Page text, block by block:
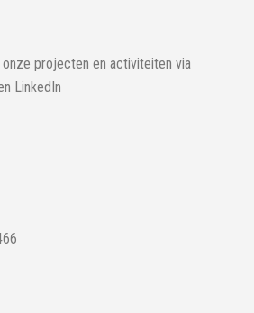
projecten en activiteiten via
LinkedIn